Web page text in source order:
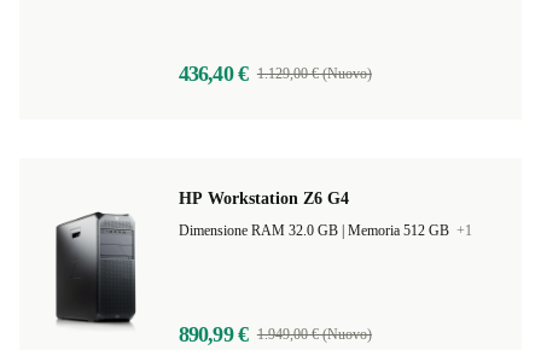
436,40 € 1.129,00 € (Nuovo)
HP Workstation Z6 G4
Memoria 512 GB +1
890,99 € 1.949,00 € (Nuovo)